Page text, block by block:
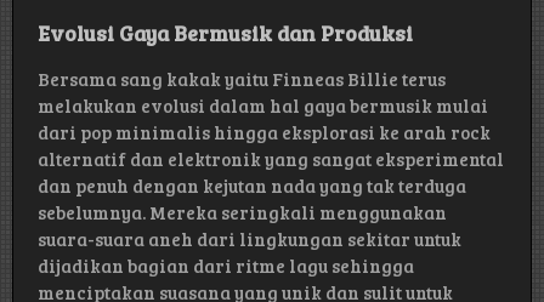
Evolusi Gaya Bermusik dan Produksi
Bersama sang kakak yaitu Finneas Billie terus
melakukan evolusi dalam hal gaya bermusik mulai
dari pop minimalis hingga eksplorasi ke arah rock
alternatif dan elektronik yang sangat eksperimental
dan penuh dengan kejutan nada yang tak terduga
sebelumnya. Mereka seringkali menggunakan
suara-suara aneh dari lingkungan sekitar untuk
dijadikan bagian dari ritme lagu sehingga
menciptakan suasana yang unik dan sulit untuk